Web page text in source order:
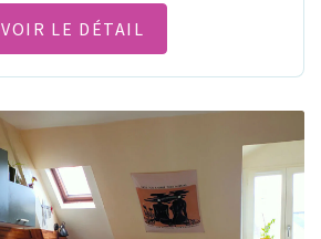
VOIR LE DÉTAIL